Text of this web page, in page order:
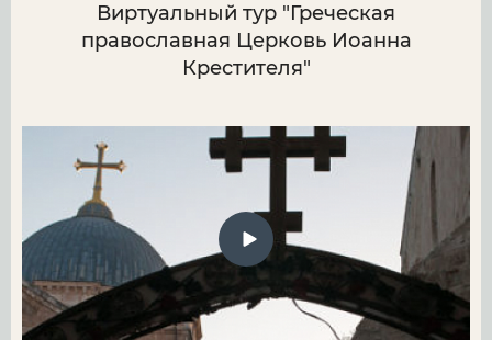
Виртуальный тур "Греческая
православная Церковь Иоанна
Крестителя"